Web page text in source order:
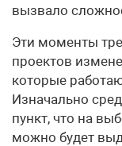
вызвало
Эти моменты
проектов
которые
Изначально
пункт, что на
можно будет